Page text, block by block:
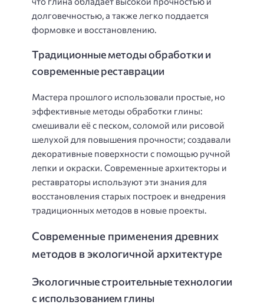
долговечностью, а также легко поддается
формовке и восстановлению.
Традиционные методы обработки и
современные реставрации
Мастера прошлого использовали простые, но
эффективные методы обработки глины:
смешивали её с песком, соломой или рисовой
шелухой для повышения прочности; создавали
декоративные поверхности с помощью ручной
лепки и окраски. Современные архитекторы и
реставраторы используют эти знания для
восстановления старых построек и внедрения
традиционных методов в новые проекты.
Современные применения древних
методов в экологичной архитектуре
Экологичные строительные технологии
с использованием глины